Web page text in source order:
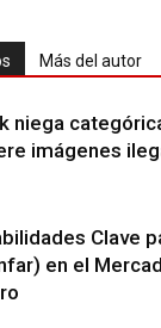
Más del autor
niega
imágenes
Clave
en el